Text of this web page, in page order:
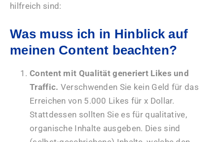
hilfreich sind:
Was muss ich in Hinblick auf
meinen Content beachten?
Content mit Qualität generiert Likes und
Traffic. Verschwenden Sie kein Geld für das
Erreichen von 5.000 Likes für x Dollar.
Stattdessen sollten Sie es für qualitative,
organische Inhalte ausgeben. Dies sind